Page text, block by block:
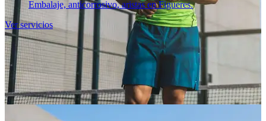
Embalaje, anticorrosivo, aristas en Figueres.
Ver servicios